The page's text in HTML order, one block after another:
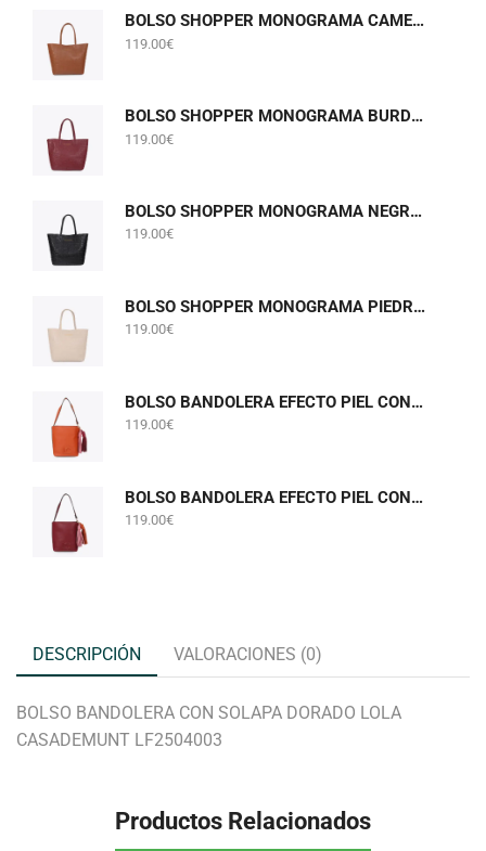
BOLSO SHOPPER MONOGRAMA CAMEL LOLA CASADEMUNT LF2604075
119.00€
BOLSO SHOPPER MONOGRAMA BURDEOS LOLA CASADEMUNT LF2604075
119.00€
BOLSO SHOPPER MONOGRAMA NEGRO LOLA CASADEMUNT LF2604075
119.00€
BOLSO SHOPPER MONOGRAMA PIEDRA GRIS PERLADO LOLA CASADEMUNT LF2604075
119.00€
BOLSO BANDOLERA EFECTO PIEL CON POMPONES NARANJA LOLA CASADEMUNT LF2604058
119.00€
BOLSO BANDOLERA EFECTO PIEL CON POMPONES BURDEOS LOLA CASADEMUNT LF2604058
119.00€
DESCRIPCIÓN VALORACIONES (0)
BOLSO BANDOLERA CON SOLAPA DORADO LOLA
CASADEMUNT LF2504003
Productos Relacionados